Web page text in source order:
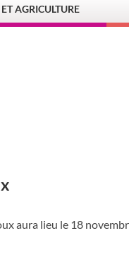
AGRICULTURE
aura lieu le 18